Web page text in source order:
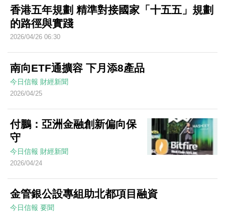
香港五年規劃 精準對接國家「十五五」規劃
的路徑與實踐
2026/04/26 06:30
南向ETF通擴容 下月添8產品
今日信報 財經新聞
2026/04/25
付鵬：亞洲金融創新偏向保
守
今日信報 財經新聞
2026/04/24
金管銀公設專組助北都項目融資
今日信報 要聞